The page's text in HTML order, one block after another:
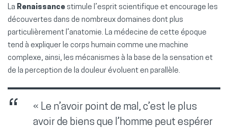
La Renaissance stimule l’esprit scientifique et encourage les
découvertes dans de nombreux domaines dont plus
particulièrement l’anatomie. La médecine de cette époque
tend à expliquer le corps humain comme une machine
complexe, ainsi, les mécanismes à la base de la sensation et
de la perception de la douleur évoluent en parallèle.
« Le n’avoir point de mal, c’est le plus
avoir de biens que l’homme peut espérer